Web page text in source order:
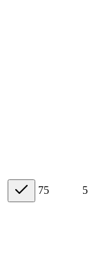
75 5